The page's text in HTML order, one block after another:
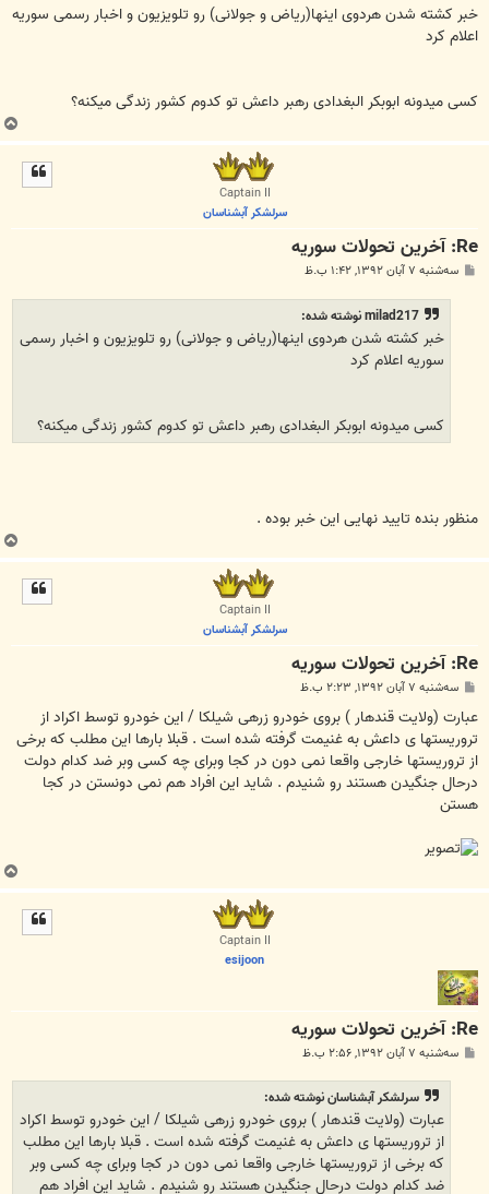
ت
خبر کشته شدن هردوی اینها(ریاض و جولانی) رو تلویزیون و اخبار رسمی سوریه
اعلام کرد
کسی میدونه ابوبکر البغدادی رهبر داعش تو کدوم کشور زندگی میکنه؟
ب
ا
Captain II
سرلشکر آبشناسان
Re: آخرين تحولات سوريه
پ سه‌شنبه ۷ آبان ۱۳۹۲, ۱:۴۲ ب.ظ
milad217 نوشته شده:
خبر کشته شدن هردوی اینها(ریاض و جولانی) رو تلویزیون و اخبار رسمی
سوریه اعلام کرد
کسی میدونه ابوبکر البغدادی رهبر داعش تو کدوم کشور زندگی میکنه؟
منظور بنده تایید نهایی این خبر بوده .
ب
ا
Captain II
سرلشکر آبشناسان
Re: آخرين تحولات سوريه
پ
ت
سه‌شنبه ۷ آبان ۱۳۹۲, ۲:۲۳ ب.ظ
عبارت (ولایت قندهار ) بروی خودرو زرهی شیلکا / این خودرو توسط اکراد از
تروریستها ی داعش به غنیمت گرفته شده است . قبلا بارها این مطلب که برخی
از تروریستها خارجی واقعا نمی دون در کجا وبرای چه کسی وبر ضد کدام دولت
درحال جنگیدن هستند رو شنیدم . شاید این افراد هم نمی دونستن در کجا
هستن
ب
ا
Captain II
esijoon
Re: آخرين تحولات سوريه
پ سه‌شنبه ۷ آبان ۱۳۹۲, ۲:۵۶ ب.ظ
سرلشکر آبشناسان نوشته شده:
عبارت (ولایت قندهار ) بروی خودرو زرهی شیلکا / این خودرو توسط اکراد
از تروریستها ی داعش به غنیمت گرفته شده است . قبلا بارها این مطلب
که برخی از تروریستها خارجی واقعا نمی دون در کجا وبرای چه کسی وبر
ضد کدام دولت درحال جنگیدن هستند رو شنیدم . شاید این افراد هم